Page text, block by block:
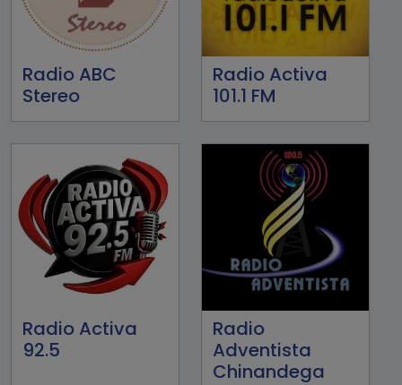
Radio ABC
Stereo
Radio Activa
101.1 FM
Radio Activa
92.5
Radio
Adventista
Chinandega